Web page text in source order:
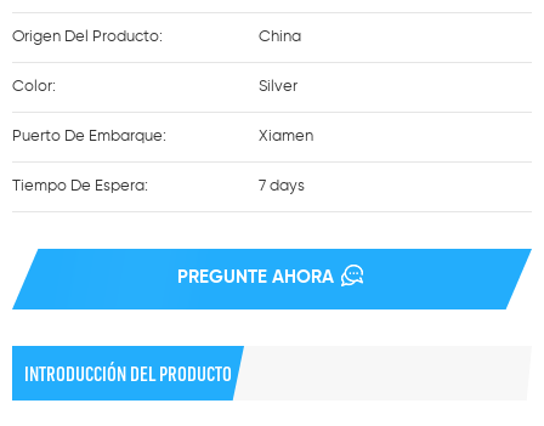
Origen Del Producto: China
Color: Silver
Puerto De Embarque: Xiamen
Tiempo De Espera: 7 days
PREGUNTE AHORA
INTRODUCCIÓN DEL PRODUCTO